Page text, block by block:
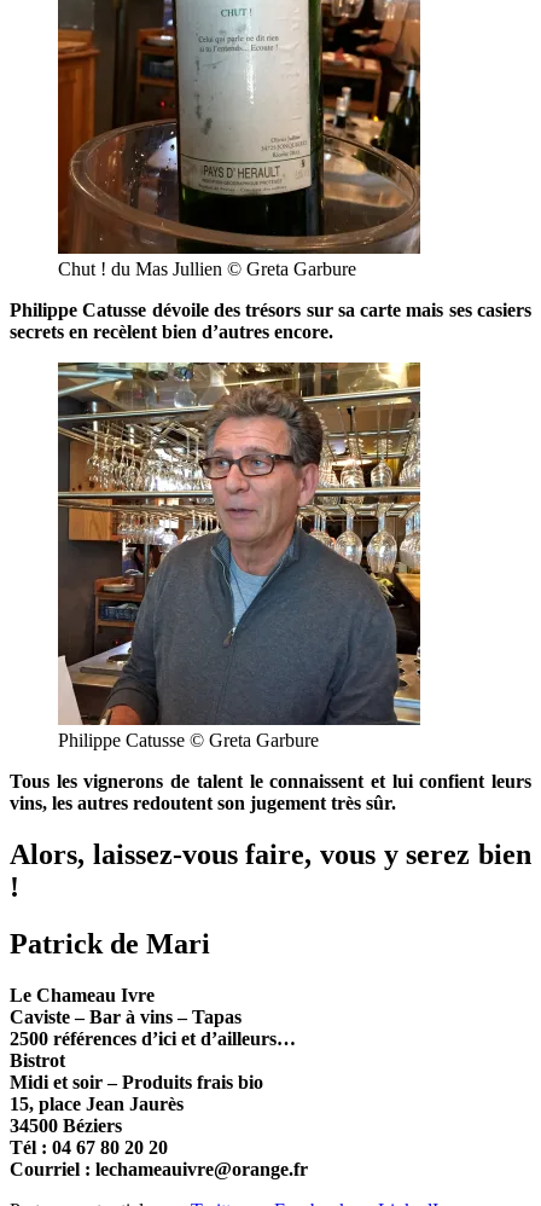
Chut ! du Mas Jullien © Greta Garbure
Philippe Catusse dévoile des trésors sur sa carte mais ses casiers
secrets en recèlent bien d’autres encore.
Philippe Catusse © Greta Garbure
Tous les vignerons de talent le connaissent et lui confient leurs
vins, les autres redoutent son jugement très sûr.
Alors, laissez-vous faire, vous y serez bien
!
Patrick de Mari
Le Chameau Ivre
Caviste – Bar à vins – Tapas
2500 références d’ici et d’ailleurs…
Bistrot
Midi et soir – Produits frais bio
15, place Jean Jaurès
34500 Béziers
Tél : 04 67 80 20 20
Courriel : lechameauivre@orange.fr